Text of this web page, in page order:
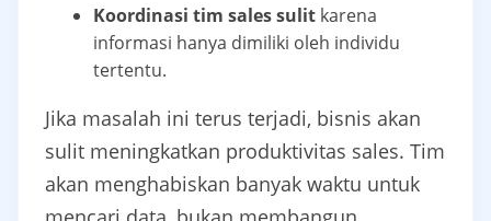
Koordinasi tim sales sulit karena
informasi hanya dimiliki oleh individu
tertentu.
Jika masalah ini terus terjadi, bisnis akan
sulit meningkatkan produktivitas sales. Tim
akan menghabiskan banyak waktu untuk